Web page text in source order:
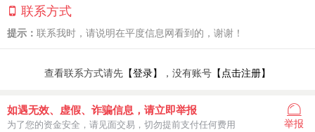
联系方式
提示： 联系我时，请说明在平度信息网看到的，谢谢！
查看联系方式请先 【登录】 ，没有账号 【点击注册】
如遇无效、虚假、诈骗信息，请立即举报
为了您的资金安全，请见面交易，切勿提前支付任何费用 举报